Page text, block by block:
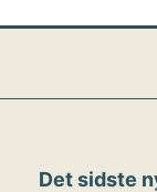
Det sidste